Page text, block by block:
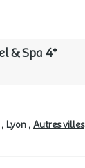
& Spa 4*
Lyon Autres villes